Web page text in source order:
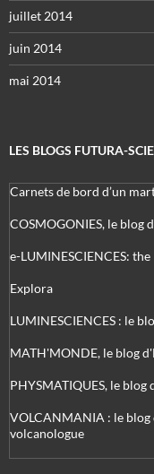
juillet 2014
juin 2014
mai 2014
LES BLOGS FUTURA-
Carnets de bord d’un
COSMOGONIES, le blog
e-LUMINESCIENCES:
Explora
LUMINESCIENCES : le
MATH'MONDE, le blog
PHYSMATIQUES, le
VOLCANMANIA : le blog
volcanologue